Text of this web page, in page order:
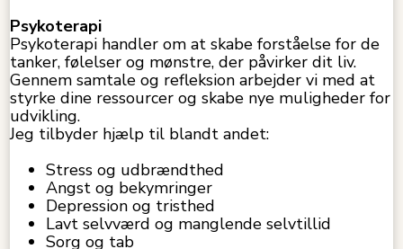
Psykoterapi
Psykoterapi handler om at skabe forståelse for de
tanker, følelser og mønstre, der påvirker dit liv.
Gennem samtale og refleksion arbejder vi med at
styrke dine ressourcer og skabe nye muligheder for
udvikling.
Jeg tilbyder hjælp til blandt andet:
Stress og udbrændthed
Angst og bekymringer
Depression og tristhed
Lavt selvværd og manglende selvtillid
Sorg og tab